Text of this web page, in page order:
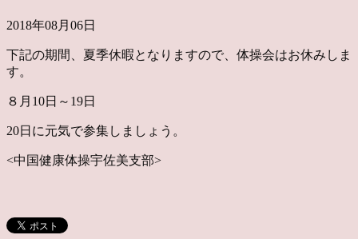
2018年08月06日
下記の期間、夏季休暇となりますので、体操会はお休みしま
す。
８月10日～19日
20日に元気で参集しましょう。
<中国健康体操宇佐美支部>